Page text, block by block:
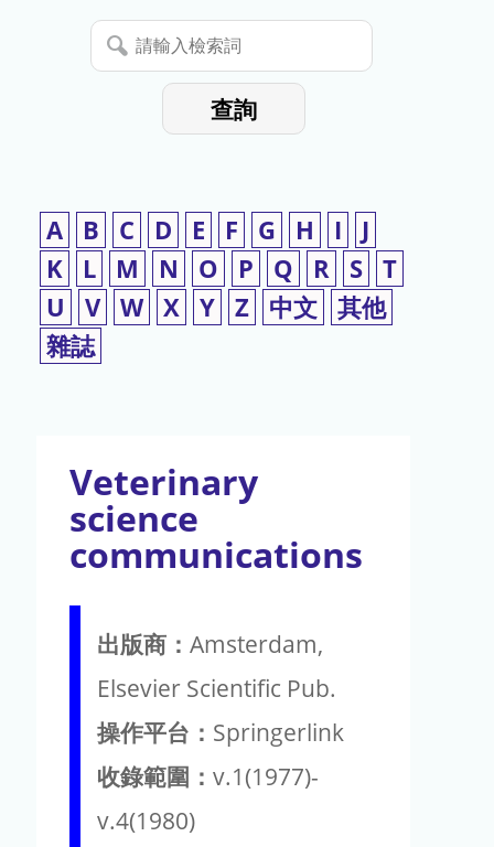
暫
停
請
輸
查詢
A B C D E F G H I
J
K
L M N O P Q R S T
U
V W X Y Z 中文 其他
雜誌
Veterinary
science
communications
出版商： Amsterdam,
Elsevier Scientific Pub.
操作平台： Springerlink
收錄範圍： v.1(1977)-
v.4(1980)